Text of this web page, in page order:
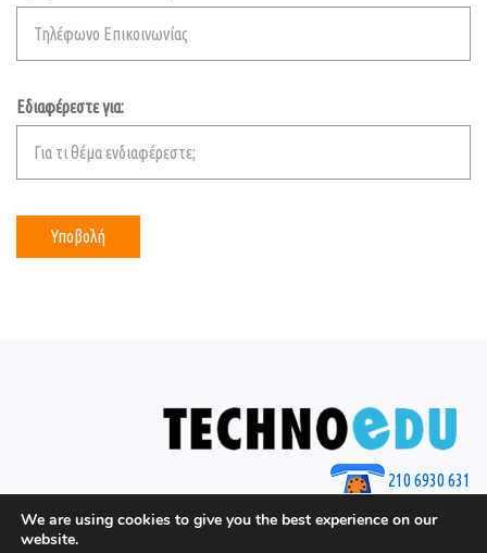
Εδιαφέρεστε για:
210 6930 631
© 2025 by Techno Edu
We are using cookies to give you the best experience on our
website.